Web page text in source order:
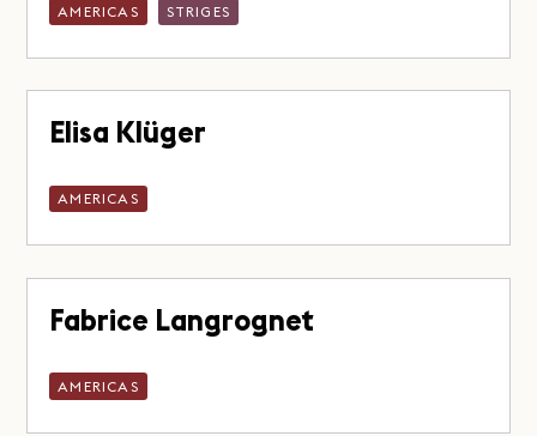
AMERICAS STRIGES
Elisa Klüger
AMERICAS
Fabrice Langrognet
AMERICAS